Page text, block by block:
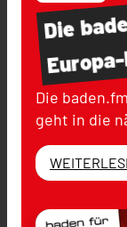
Die
Die
geht in die